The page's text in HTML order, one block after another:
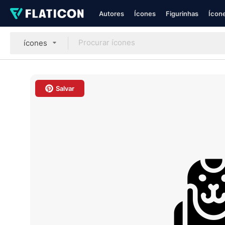
Autores Ícones Figurinhas
ícones
Salvar